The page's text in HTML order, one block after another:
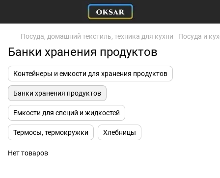
Посуда, домашний текстиль, техника для кухни Посуда и
Банки хранения продуктов
Контейнеры и емкости для хранения продуктов
Банки хранения продуктов
Емкости для специй и жидкостей
Термосы, термокружки Хлебницы
Нет товаров